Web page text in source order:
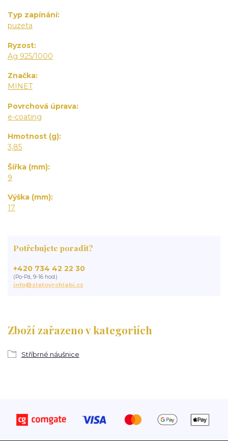
Typ zapínání
puzeta
Ryzost
Ag 925/1000
Značka
MINET
Povrchová úprava
e-coating
Hmotnost (g)
3,85
Šířka (mm)
9
Výška (mm)
17
Zboží zařazeno v kategoriích
Stříbrné náušnice
Potřebujete poradit?
+420 734 42 22 30
(Po-Pá, 9-16 hod.)
info@zlatovrchlabi.cz